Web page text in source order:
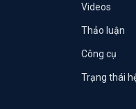
Videos
Thảo luận
Công cụ
Trạng thái